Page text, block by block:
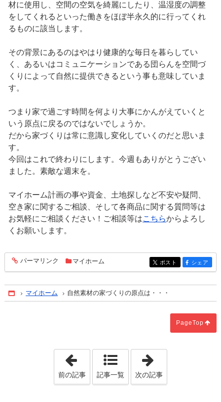
材に使用し、空間の空気を綺麗にしたり、温湿度の調整
をしてくれるといった働きをほぼ半永久的に行ってくれ
るものに該当します。
その背景にあるのはやはり健康的な毎日を暮らしてい
く、あるいはコミュニケーションである団らんを空間づ
くりによって自然に提供できるという事も意味していま
す。
つまり家で過ごす時間を何より大事にかんがえていくと
いう原点に戻るのではないでしょうか。
だから家づくりは常に意識し変化していくのだと思いま
す。
今回はこれで終わりにします。今週もありがとうござい
ました。素敵な週末を。
マイホーム計画の事や資金、土地探しなど不安や疑問、
空き家に関するご相談、そして各商品に関する質問等は
お気軽にご相談ください！ご相談等はこちらからよろし
くお願いします。
entry1116
パーマリンク マイホーム entry1116
ポスト entry1116
シェア
Home
マイホーム 自然素材の家づくりの原点は・・・
PageTop
「質の高い睡眠のために」
前の記事 記事一覧 次の記事